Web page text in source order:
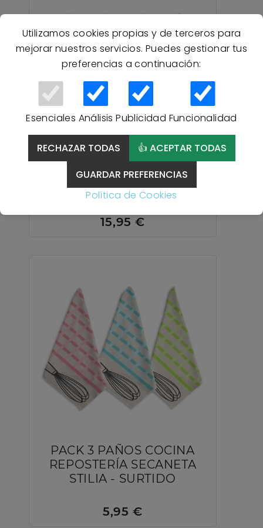
Utilizamos cookies propias y de terceros para
mejorar nuestros servicios. Puedes gestionar tus
preferencias a continuación:
Esenciales Análisis Publicidad Funcionalidad
RECHAZAR TODAS
👍 ACEPTAR TODAS
GUARDAR PREFERENCIAS
Política de Cookies
PAÑOS COCINA BORDADOS
SORBETE FIOTEX PACK 4 -
SURTIDO
15,95 €
PACK 3 PAÑOS COCINA
REPOSTERÍA SECANETA
STILIA - SURTIDO
5,95 €